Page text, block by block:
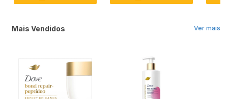
Ver mais
Mais Vendidos